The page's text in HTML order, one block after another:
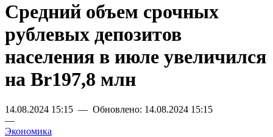
Средний объем срочных
рублевых депозитов
населения в июле увеличился
на Br197,8 млн
14.08.2024 15:15 — Обновлено: 14.08.2024 15:15
—
Экономика